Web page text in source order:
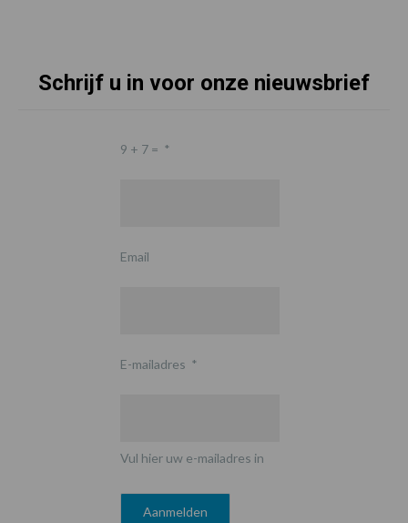
Schrijf u in voor onze nieuwsbrief
9 + 7 = *
Email
E-mailadres *
Vul hier uw e-mailadres in